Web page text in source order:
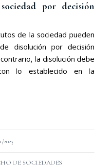
por decisión
de la sociedad pueden
disolución por decisión
la disolución debe
lo establecido en la
2023
DE SOCIEDADES